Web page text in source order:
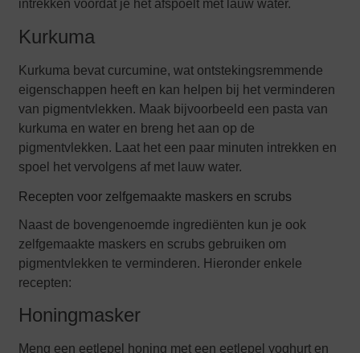
intrekken voordat je het afspoelt met lauw water.
Kurkuma
Kurkuma bevat curcumine, wat ontstekingsremmende
eigenschappen heeft en kan helpen bij het verminderen
van pigmentvlekken. Maak bijvoorbeeld een pasta van
kurkuma en water en breng het aan op de
pigmentvlekken. Laat het een paar minuten intrekken en
spoel het vervolgens af met lauw water.
Recepten voor zelfgemaakte maskers en scrubs
Naast de bovengenoemde ingrediënten kun je ook
zelfgemaakte maskers en scrubs gebruiken om
pigmentvlekken te verminderen. Hieronder enkele
recepten:
Honingmasker
Meng een eetlepel honing met een eetlepel yoghurt en